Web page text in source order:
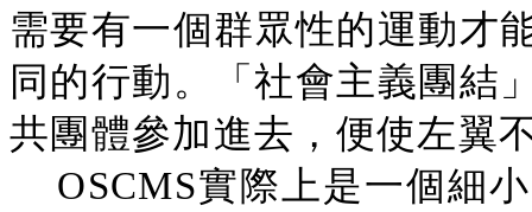
需要有一個群眾性的運動才
同的行動。「社會主義團結
共團體參加進去，便使左翼
OSCMS實際上是一個細